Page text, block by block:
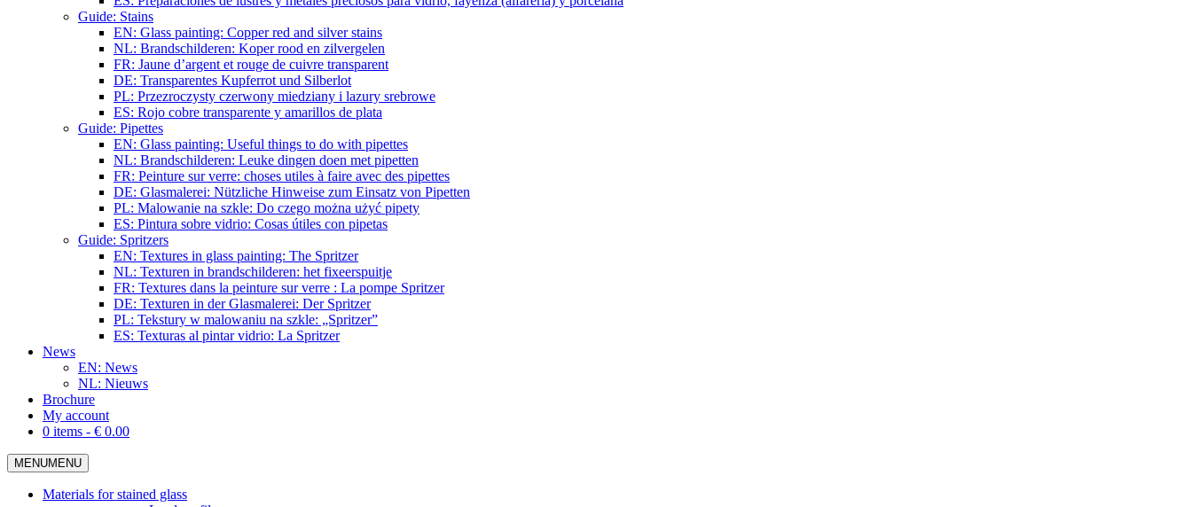
Guide: Stains
EN: Glass painting: Copper red and silver stains
NL: Brandschilderen: Koper rood en zilvergelen
FR: Jaune d’argent et rouge de cuivre transparent
DE: Transparentes Kupferrot und Silberlot
PL: Przezroczysty czerwony miedziany i lazury srebrowe
ES: Rojo cobre transparente y amarillos de plata
Guide: Pipettes
EN: Glass painting: Useful things to do with pipettes
NL: Brandschilderen: Leuke dingen doen met pipetten
FR: Peinture sur verre: choses utiles à faire avec des pipettes
DE: Glasmalerei: Nützliche Hinweise zum Einsatz von Pipetten
PL: Malowanie na szkle: Do czego można użyć pipety
ES: Pintura sobre vidrio: Cosas útiles con pipetas
Guide: Spritzers
EN: Textures in glass painting: The Spritzer
NL: Texturen in brandschilderen: het fixeerspuitje
FR: Textures dans la peinture sur verre : La pompe Spritzer
DE: Texturen in der Glasmalerei: Der Spritzer
PL: Tekstury w malowaniu na szkle: „Spritzer”
ES: Texturas al pintar vidrio: La Spritzer
News
EN: News
NL: Nieuws
Brochure
My account
0 items - € 0.00
MENUMENU
Materials for stained glass